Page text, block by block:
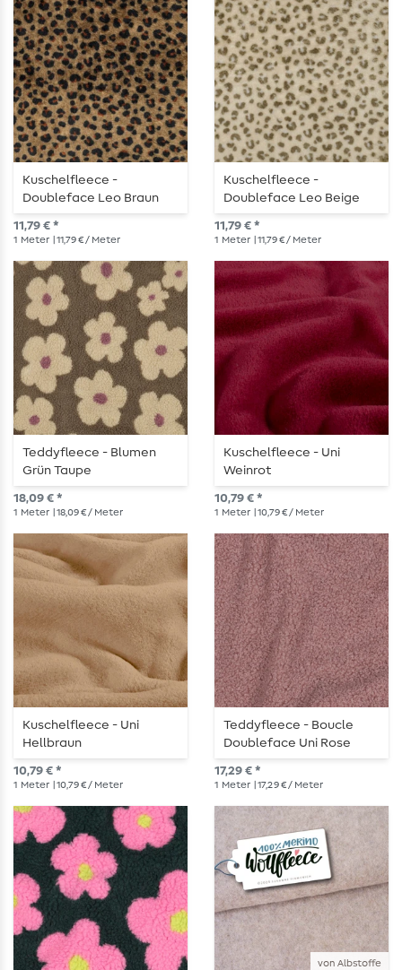
Kuschelfleece -
Doubleface Leo Braun
11,79 € *
1 Meter | 11,79 € / Meter
Kuschelfleece -
Doubleface Leo Beige
11,79 € *
1 Meter | 11,79 € / Meter
Teddyfleece - Blumen
Grün Taupe
18,09 € *
1 Meter | 18,09 € / Meter
Kuschelfleece - Uni
Weinrot
10,79 € *
1 Meter | 10,79 € / Meter
Kuschelfleece - Uni
Hellbraun
10,79 € *
1 Meter | 10,79 € / Meter
Teddyfleece - Boucle
Doubleface Uni Rose
17,29 € *
1 Meter | 17,29 € / Meter
von Albstoffe